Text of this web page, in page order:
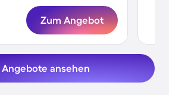
Zum Angebot
Angebote ansehen